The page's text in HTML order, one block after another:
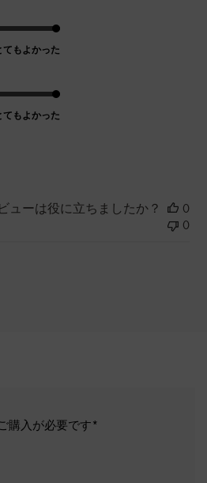
てもよかった
てもよかった
ューは役に立ちましたか？
0
0
購入が必要です*